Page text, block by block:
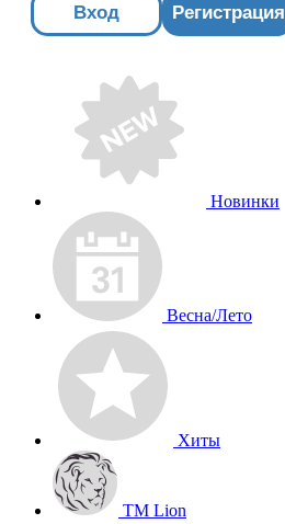
Вход Регистрация
Новинки
Весна/Лето
Хиты
TM Lion